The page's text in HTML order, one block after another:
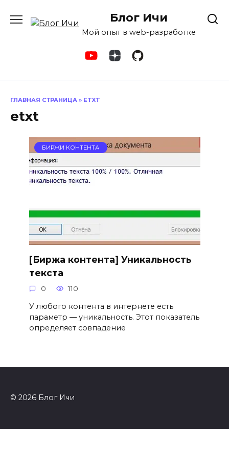
содержанию
Блог Ичи
Мой опыт в web-разработке
ГЛАВНАЯ СТРАНИЦА » ETXT
etxt
БИРЖИ КОНТЕНТА
[Биржа контента] Уникальность
текста
0 110
У любого контента в интернете есть
параметр — уникальность. Этот показатель
определяет совпадение
© 2026 Блог Ичи